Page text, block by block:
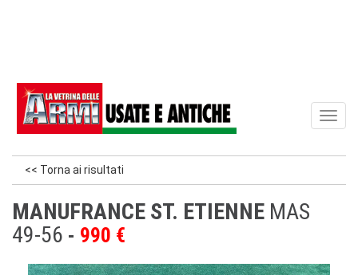
<< Torna ai risultati
MANUFRANCE ST. ETIENNE MAS
49-56
990 €